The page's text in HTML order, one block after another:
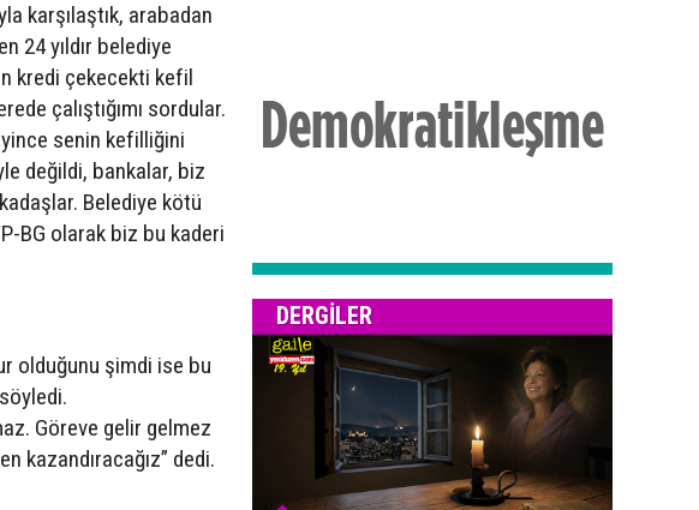
karşılaştık, arabadan
24 yıldır belediye
kredi çekecekti kefil
çalıştığımı sordular.
senin kefilliğini
değildi, bankalar, biz
Belediye kötü
BG olarak biz bu kaderi
olduğunu şimdi ise bu
Göreve gelir gelmez
kazandıracağız” dedi.
DERGILER